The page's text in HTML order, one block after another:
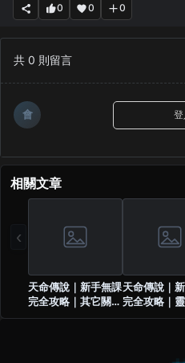
0 0 0
共 0 則留言
會
相關文章
‹
天命傳說｜新手無課
完全攻略｜其它關鍵
玩法總整理
天命傳說｜
完全攻略｜